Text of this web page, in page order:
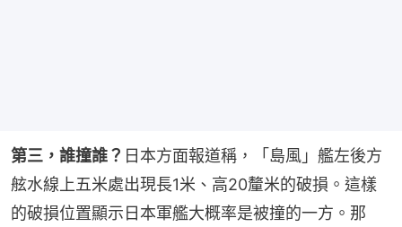
第三，誰撞誰？ 日本方面報道稱，「島風」艦左後方
舷水線上五米處出現長1米、高20釐米的破損。這樣
的破損位置顯示日本軍艦大概率是被撞的一方。那